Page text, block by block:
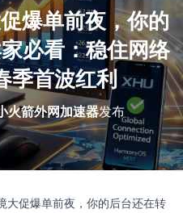
爆单前夜，你的
必看：稳住网络
季首波红利
火箭外网加速器发布
大促爆单前夜，你的后台还在转